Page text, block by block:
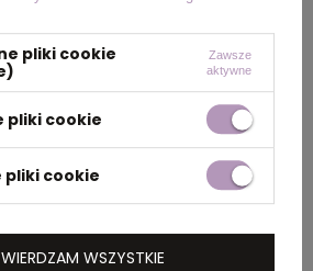
Ø 2,5 cm
38 x 20 x 55 cm
pliki cookie
Zawsze
aktywne
pliki cookie
pliki cookie
WSZYSTKIE